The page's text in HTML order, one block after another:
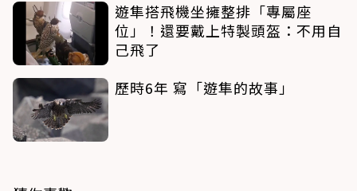
遊隼搭飛機坐擁整排「專屬座
位」！還要戴上特製頭盔：不用自
己飛了
歷時6年 寫「遊隼的故事」